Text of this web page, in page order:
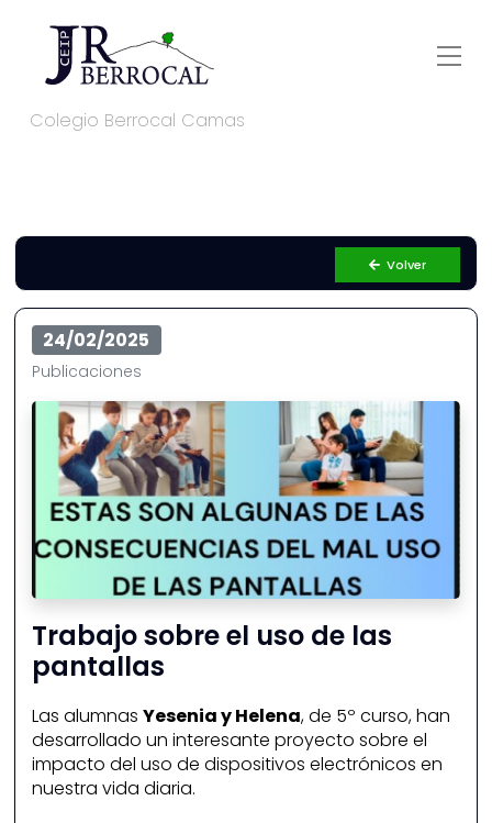
Colegio Berrocal Camas
Volver
24/02/2025
Publicaciones
Trabajo sobre el uso de las
pantallas
Las alumnas Yesenia y Helena, de 5º curso, han
desarrollado un interesante proyecto sobre el
impacto del uso de dispositivos electrónicos en
nuestra vida diaria.